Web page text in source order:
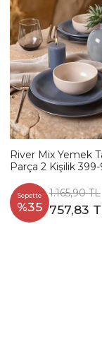
River Mix Yemek
Parça 2 Kişilik
Sepette
%35
1.165,90 TL
757,83